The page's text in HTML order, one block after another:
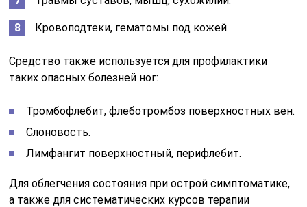
Кровоподтеки, гематомы под кожей.
Средство также используется для профилактики
таких опасных болезней ног:
Тромбофлебит, флеботромбоз поверхностных вен.
Слоновость.
Лимфангит поверхностный, перифлебит.
Для облегчения состояния при острой симптоматике,
а также для систематических курсов терапии